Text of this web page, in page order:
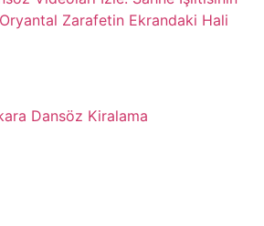
Zarafetin Ekrandaki Hali
Dansöz Kiralama